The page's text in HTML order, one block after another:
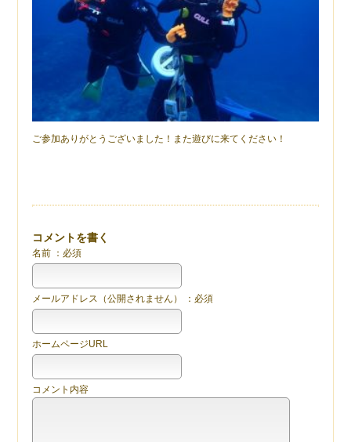
ご参加ありがとうございました！また遊びに来てください！
コメントを書く
名前 ：必須
メールアドレス（公開されません） ：必須
ホームページURL
コメント内容